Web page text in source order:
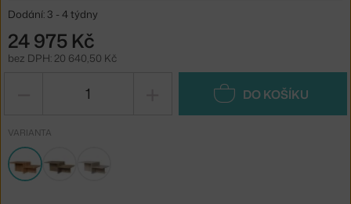
Dodání: 3 - 4 týdny
24 975 Kč
bez DPH: 20 640,50 Kč
DO KOŠÍKU
VARIANTA